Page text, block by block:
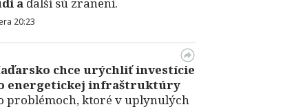
20:23
chce urýchliť investície
energetickej infraštruktúry
problémoch, ktoré v uplynulých